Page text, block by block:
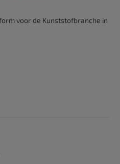
voor de Kunststofbranche in